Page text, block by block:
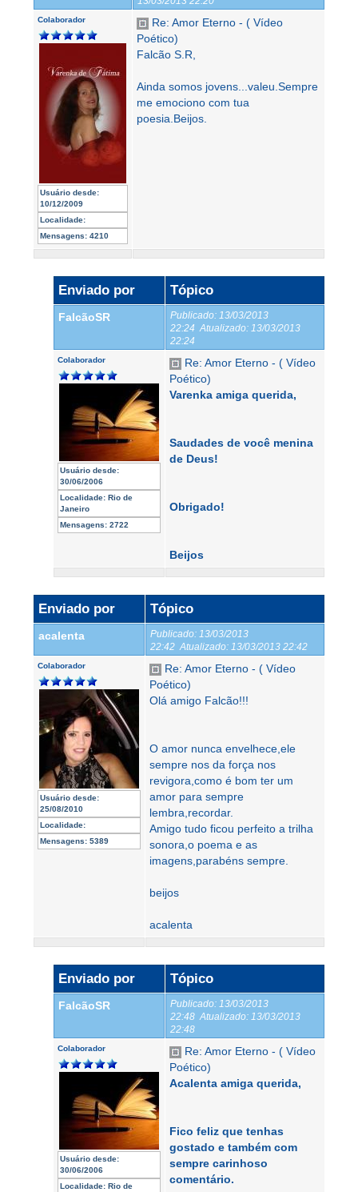
Colaborador
Usuário desde:
10/12/2009
Localidade:
Mensagens: 4210
Re: Amor Eterno - ( Vídeo
Poético)
Falcão S.R,
Ainda somos jovens...valeu.Sempre
me emociono com tua
poesia.Beijos.
Enviado por Tópico
FalcãoSR Publicado: 13/03/2013
22:24 Atualizado: 13/03/2013
22:24
Colaborador
Usuário desde:
30/06/2006
Localidade: Rio de
Janeiro
Mensagens: 2722
Re: Amor Eterno - ( Vídeo
Poético)
Varenka amiga querida,
Saudades de você menina
de Deus!
Obrigado!
Beijos
Enviado por Tópico
acalenta Publicado: 13/03/2013
22:42 Atualizado: 13/03/2013 22:42
Colaborador
Usuário desde:
25/08/2010
Localidade:
Mensagens: 5389
Re: Amor Eterno - ( Vídeo
Poético)
Olá amigo Falcão!!!
O amor nunca envelhece,ele
sempre nos da força nos
revigora,como é bom ter um
amor para sempre
lembra,recordar.
Amigo tudo ficou perfeito a trilha
sonora,o poema e as
imagens,parabéns sempre.
beijos
acalenta
Enviado por Tópico
FalcãoSR Publicado: 13/03/2013
22:48 Atualizado: 13/03/2013
22:48
Colaborador
Usuário desde:
30/06/2006
Localidade: Rio de
Re: Amor Eterno - ( Vídeo
Poético)
Acalenta amiga querida,
Fico feliz que tenhas
gostado e também com
sempre carinhoso
comentário.